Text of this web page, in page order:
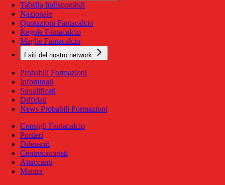
Tabella Indisponibili
Nazionale
Quotazioni Fantacalcio
Regole Fantacalcio
Maglie Fantacalcio
I siti del nostro network
Probabili Formazioni
Infortunati
Squalificati
Diffidati
News Probabili Formazioni
Consigli Fantacalcio
Portieri
Difensori
Centrocampisti
Attaccanti
Mantra